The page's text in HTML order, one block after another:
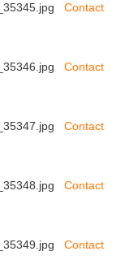
Contact
Contact
Contact
Contact
Contact